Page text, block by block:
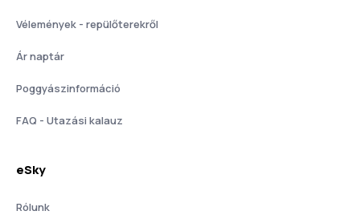
Vélemények - repülőterekről
Ár naptár
Poggyászinformáció
FAQ - Utazási kalauz
eSky
Rólunk